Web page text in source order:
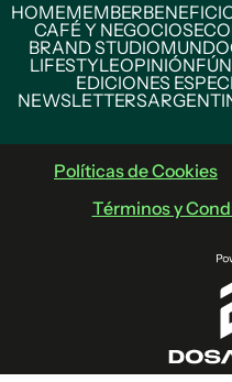
HOMEMEMBER
CAFÉ Y NEGOCIOS
BRAND STUDIOMUNDO
LIFESTYLEOPINIÓN
EDICIONES
NEWSLETTERS
Políticas de Cookies
Términos y